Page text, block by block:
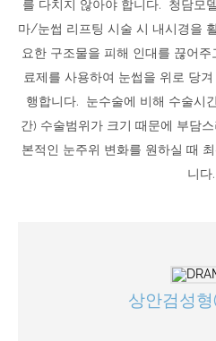
를 다치지 않아야 합니다. 청담모
마/눈썹 리프팅 시술 시 내시경을
요한 구조물을 피해 인대를 끊어주
료제를 사용하여 눈썹을 위로 당
행합니다. 눈수술에 비해 수술시
간) 수술범위가 크기 때문에 부담
본적인 눈주위 변화를 원하실 때
니다.
상안검성